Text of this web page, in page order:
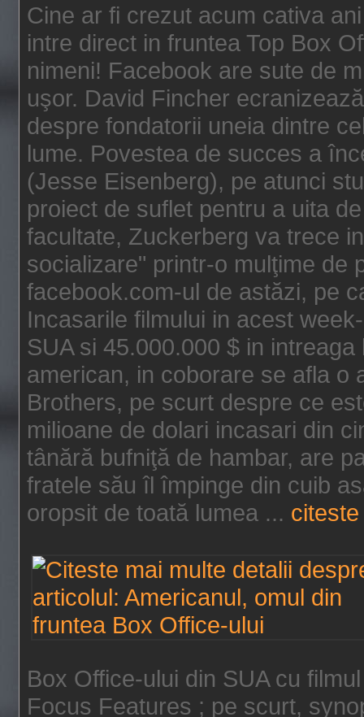
Cine ar fi crezut acum cativa
intre direct in fruntea Top Box
nimeni! Facebook are sute de
uşor. David Fincher
despre fondatorii uneia dintre
lume. Povestea de succes a
(Jesse Eisenberg), pe atunci
proiect de suflet pentru a uita
facultate, Zuckerberg va trece
socializare" printr-o mulţime de
facebook.com-ul de astăzi, pe
Incasarile filmului in acest
SUA si 45.000.000 $ in
american, in coborare se afla o
Brothers, pe scurt despre ce
milioane de dolari incasari din
tânără bufniţă de hambar, are
fratele său îl împinge din cuib
oropsit de toată lumea ...
Box Office-ului din SUA cu
Focus Features ; pe scurt,